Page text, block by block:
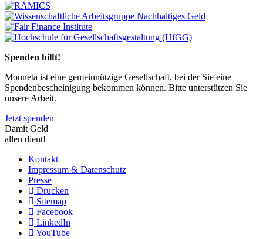
Spenden hilft!
Monneta ist eine gemeinnützige Gesellschaft, bei der Sie eine
Spendenbescheinigung bekommen können. Bitte unterstützen Sie
unsere Arbeit.
Jetzt spenden
Damit Geld
allen dient!
Kontakt
Impressum & Datenschutz
Presse
Drucken
Sitemap
Facebook
LinkedIn
YouTube